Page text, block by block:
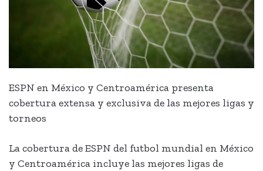
ESPN en México y Centroamérica presenta
cobertura extensa y exclusiva de las mejores ligas y
torneos
La cobertura de ESPN del futbol mundial en México
y Centroamérica incluye las mejores ligas de